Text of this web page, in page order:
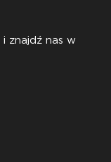
i znajdź nas w